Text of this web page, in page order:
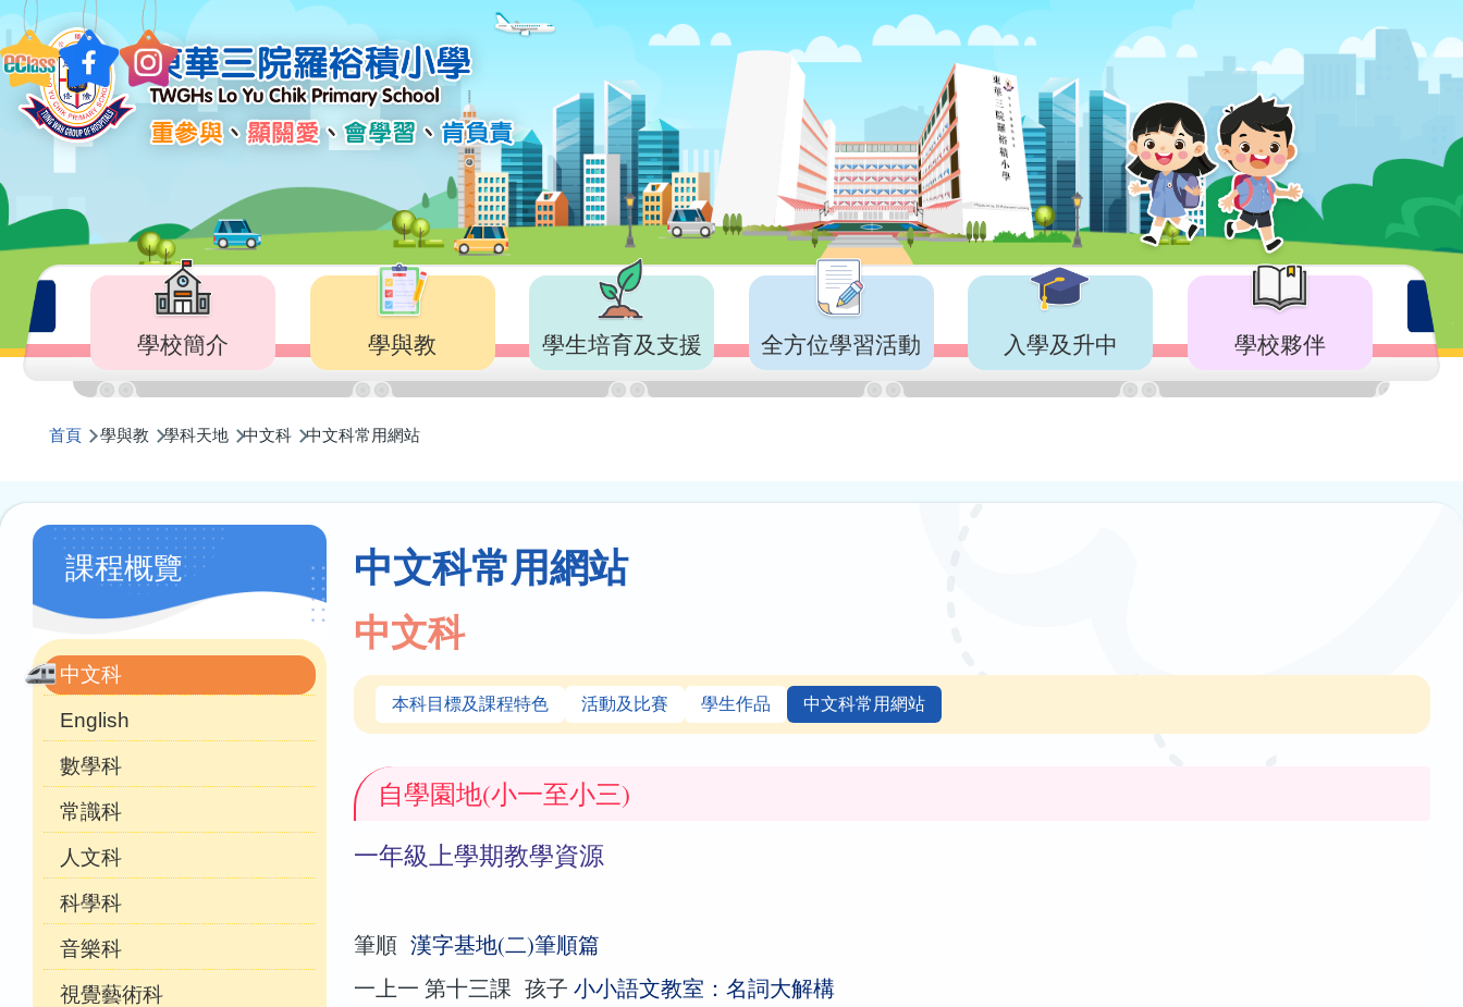
移至主內容
Main
navigation
學校簡介 學與教 學生培育及支援 全方位學習活動 入學及升中 學校夥伴
導
航
連
結
首頁 學與教 學科天地 中文科 中文科常用網站
中文科常用網站
中文科
本科目標及課程特色 活動及比賽 學生作品 中文科常用網站
自學園地(小一至小三)
一年級上學期教學資源
筆順漢字基地(二)筆順篇
一上一 第十三課 孩子小小語文教室：名詞大解構
學
科
天
地
課程概覽
中文科
English
數學科
常識科
人文科
科學科
音樂科
視覺藝術科